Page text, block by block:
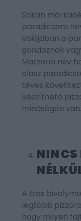
Sokan
paradicsom
valójában a
gondoznak
Marzano név
olasz
téves
készíthető
minőségén van.
NINCS
A friss
legtöbb
hogy milyen